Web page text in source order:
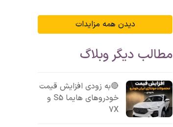
دیدن همه مزایدات
مطالب دیگر وبلاگ
🔴به زودی افزایش قیمت
خودروهای هایما S5 و
7X